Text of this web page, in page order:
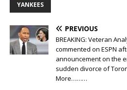
YANKEES
PREVIOUS
BREAKING: Veteran
commented on ESPN
announcement on the
sudden divorce of
More………